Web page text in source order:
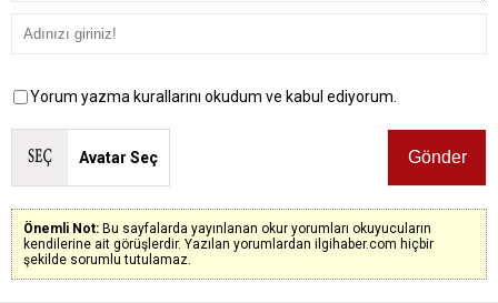
Yorum yazma kurallarını okudum ve kabul ediyorum.
Avatar Seç
Önemli Not: Bu sayfalarda yayınlanan okur yorumları okuyucuların
kendilerine ait görüşlerdir. Yazılan yorumlardan ilgihaber.com hiçbir
şekilde sorumlu tutulamaz.